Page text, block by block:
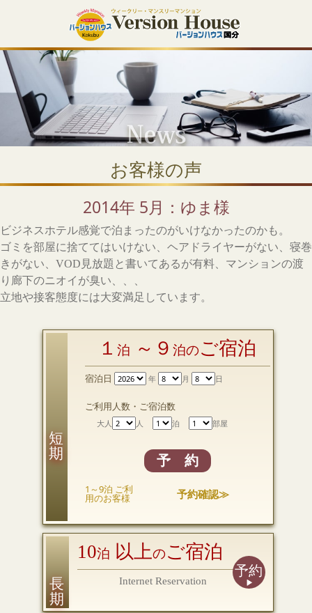
お客様の声
2014年 5月：ゆま様
ビジネスホテル感覚で泊まったのがいけなかったのかも。
ゴミを部屋に捨ててはいけない、ヘアドライヤーがない、寝巻
きがない、VOD見放題と書いてあるが有料、マンションの渡
り廊下のニオイが臭い、、、
立地や接客態度には大変満足しています。
１ 泊 ～９ 泊のご宿泊
宿泊日 年 月 日
ご利用人数・ご宿泊数
大人 人 泊 部屋
予 約
1～9泊 ご利
用のお客様 予約確認≫
10泊 以上のご宿泊
Internet Reservation
予約